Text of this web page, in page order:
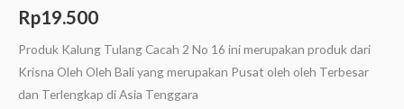
Rp19.500
Produk Kalung Tulang Cacah 2 No 16 ini merupakan produk dari
Krisna Oleh Oleh Bali yang merupakan Pusat oleh oleh Terbesar
dan Terlengkap di Asia Tenggara